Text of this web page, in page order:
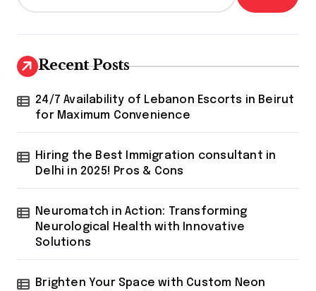
Recent Posts
24/7 Availability of Lebanon Escorts in Beirut
for Maximum Convenience
Hiring the Best Immigration consultant in
Delhi in 2025! Pros & Cons
Neuromatch in Action: Transforming
Neurological Health with Innovative
Solutions
Brighten Your Space with Custom Neon